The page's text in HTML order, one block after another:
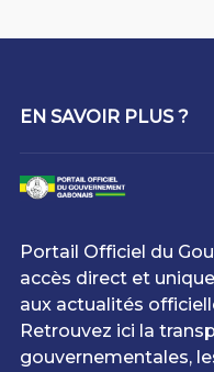
EN SAVOIR PLUS ?
Portail Officiel du
accès direct et
aux actualités
Retrouvez ici la
gouvernementales,